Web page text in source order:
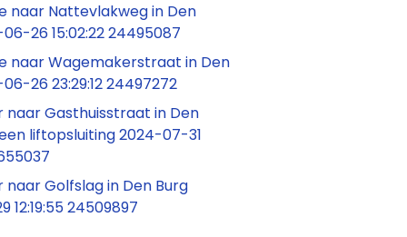
naar Nattevlakweg in Den
26 15:02:22 24495087
naar Wagemakerstraat in Den
26 23:29:12 24497272
naar Gasthuisstraat in Den
liftopsluiting 2024-07-31
naar Golfslag in Den Burg
12:19:55 24509897